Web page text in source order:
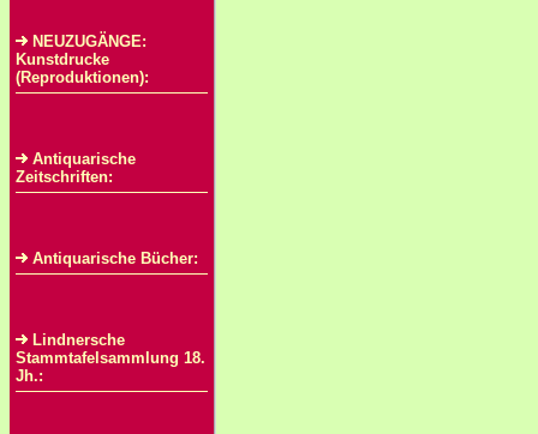
NEUZUGÄNGE:
Kunstdrucke
(Reproduktionen):
Antiquarische
Zeitschriften:
Antiquarische Bücher:
Lindnersche
Stammtafelsammlung 18.
Jh.: